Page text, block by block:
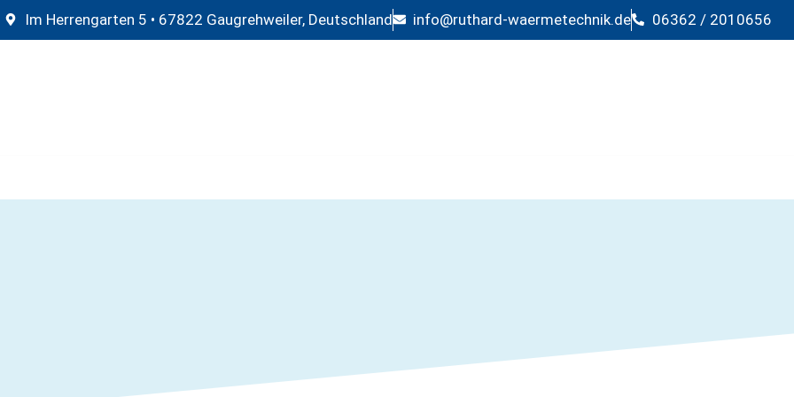
Im Herrengarten 5 • 67822 Gaugrehweiler, Deutschland info@ruthard-waermetechnik.de 06362 / 2010656